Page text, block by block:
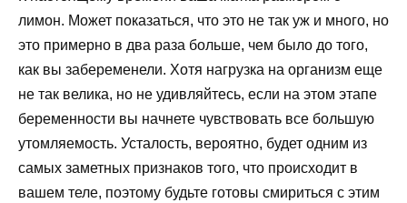
лимон. Может показаться, что это не так уж и много, но
это примерно в два раза больше, чем было до того,
как вы забеременели. Хотя нагрузка на организм еще
не так велика, но не удивляйтесь, если на этом этапе
беременности вы начнете чувствовать все большую
утомляемость. Усталость, вероятно, будет одним из
самых заметных признаков того, что происходит в
вашем теле, поэтому будьте готовы смириться с этим